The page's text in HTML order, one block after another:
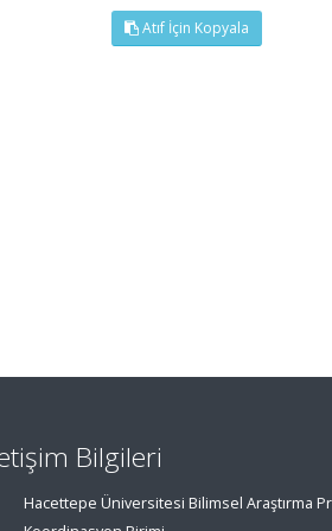
Atıf İçin Kopyala
Bilgileri
Hacettepe Üniversitesi Bilimsel Araştırma